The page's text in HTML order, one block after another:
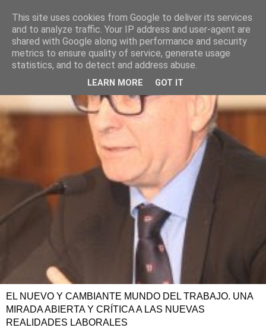
EL NUEVO Y CAMBIANTE MUNDO DEL TRABAJO. UNA
MIRADA ABIERTA Y CRÍTICA A LAS NUEVAS
REALIDADES LABORALES
This site uses cookies from Google to deliver its services
and to analyze traffic. Your IP address and user-agent are
shared with Google along with performance and security
metrics to ensure quality of service, generate usage
statistics, and to detect and address abuse.
LEARN MORE GOT IT